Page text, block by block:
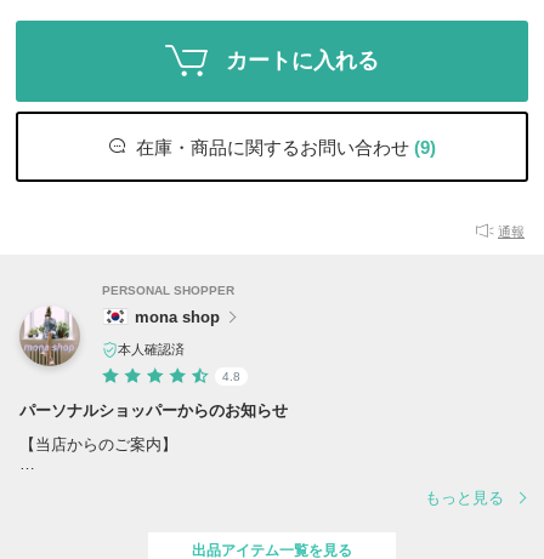
カートに入れる
在庫・商品に関するお問い合わせ (9)
通報
PERSONAL SHOPPER
mona shop
本人確認済
4.8
パーソナルショッパーからのお知らせ
【当店からのご案内】
もっと見る
出品アイテム一覧を見る